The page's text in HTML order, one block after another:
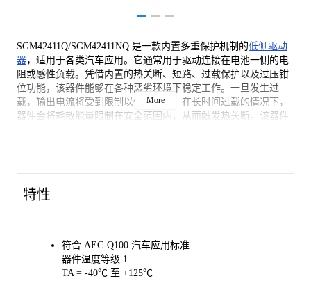
SGM42411Q/SGM42411NQ 是一款内置多重保护机制的低侧驱动
器，适用于各类汽车应用。它通常用于驱动连接在电池一侧的电
阻或感性负载。凭借内置的热关断、短路、过载保护以及过压钳
位功能，该器件能够在各种恶劣环境下稳定工作。一旦发生过
载，输出电流将受到限制以保护器件；在长时间过载的情况下，
器件会将耗散能量限制在安全范围内，从而触发热关断。该器件
More
特性
符合 AEC-Q100 汽车应用标准
器件温度等级 1
TA = -40℃ 至 +125℃